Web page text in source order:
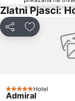
Zlatni Pjasci:
Deli Dodati u
5 Zvezdice
Hotel
Admiral